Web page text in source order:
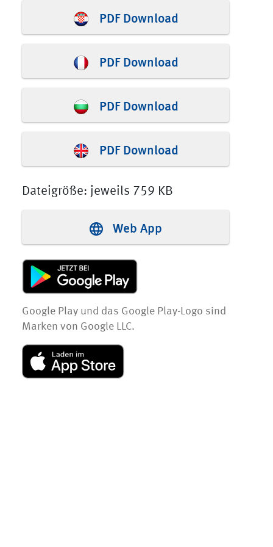
PDF Download
PDF Download
PDF Download
PDF Download
Dateigröße: jeweils 759 KB
Web App
Google Play und das Google Play-Logo sind
Marken von Google LLC.